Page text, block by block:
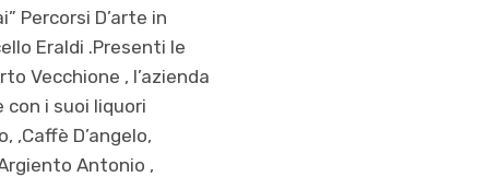
Percorsi D’arte in
Eraldi .Presenti le
Vecchione , l’azienda
con i suoi liquori
,Caffè D’angelo,
Antonio ,